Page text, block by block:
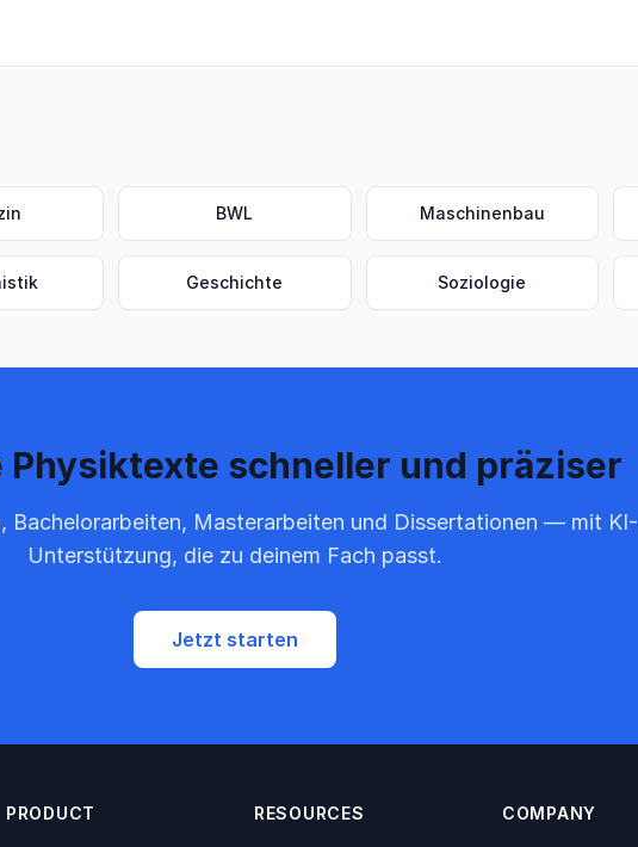
BWL Maschinenbau
Geschichte Soziologie
Physiktexte schneller und präziser
Bachelorarbeiten, Masterarbeiten und Dissertationen — mit KI-
Unterstützung, die zu deinem Fach passt.
Jetzt starten
PRODUCT RESOURCES COMPANY